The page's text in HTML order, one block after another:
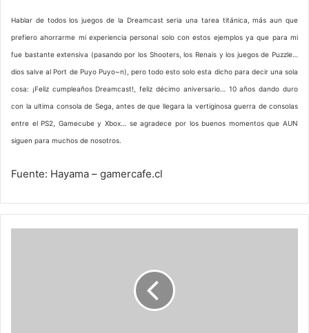
Hablar de todos los juegos de la Dreamcast seria una tarea titánica, más aun que
prefiero ahorrarme mi experiencia personal solo con estos ejemplos ya que para mi
fue bastante extensiva (pasando por los Shooters, los Renais y los juegos de Puzzle…
dios salve al Port de Puyo Puyo~n), pero todo esto solo esta dicho para decir una sola
cosa: ¡Feliz cumpleaños Dreamcast!, feliz décimo aniversario… 10 años dando duro
con la ultima consola de Sega, antes de que llegara la vertiginosa guerra de consolas
entre el PS2, Gamecube y Xbox… se agradece por los buenos momentos que AUN
siguen para muchos de nosotros.
Fuente: Hayama – gamercafe.cl